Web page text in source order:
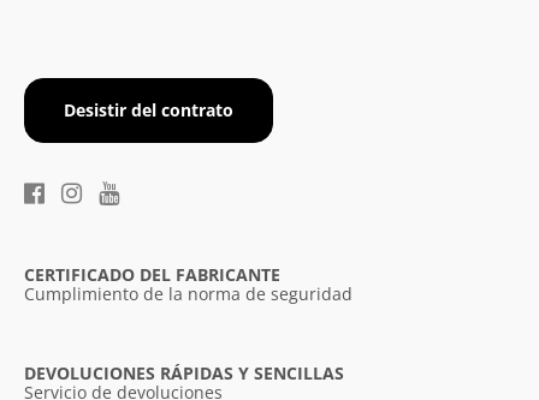
Desistir del contrato
CERTIFICADO DEL FABRICANTE
Cumplimiento de la norma de seguridad
DEVOLUCIONES RÁPIDAS Y SENCILLAS
Servicio de devoluciones